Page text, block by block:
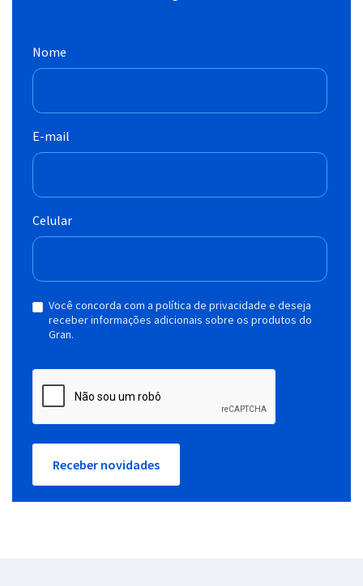
Nome
E-mail
Celular
Você concorda com a política de privacidade e deseja
receber informações adicionais sobre os produtos do
Gran.
Receber novidades